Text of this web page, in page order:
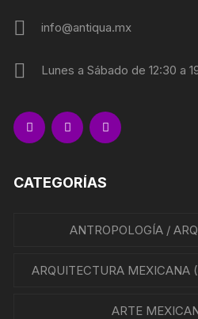
info@antiqua.mx
Lunes a Sábado de 12:30 a
CATEGORÍAS
ANTROPOLOGÍA /
ARQUITECTURA MEXICANA
ARTE